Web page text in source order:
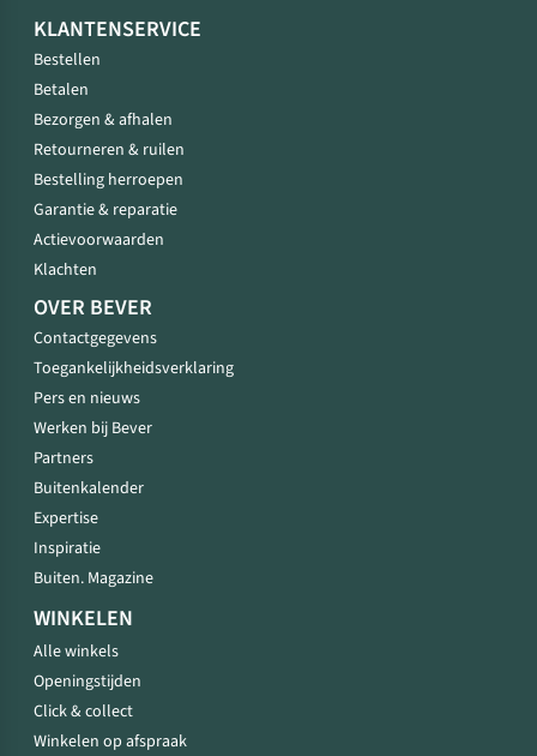
KLANTENSERVICE
Bestellen
Betalen
Bezorgen & afhalen
Retourneren & ruilen
Bestelling herroepen
Garantie & reparatie
Actievoorwaarden
Klachten
OVER BEVER
Contactgegevens
Toegankelijkheidsverklaring
Pers en nieuws
Werken bij Bever
Partners
Buitenkalender
Expertise
Inspiratie
Buiten. Magazine
WINKELEN
Alle winkels
Openingstijden
Click & collect
Winkelen op afspraak